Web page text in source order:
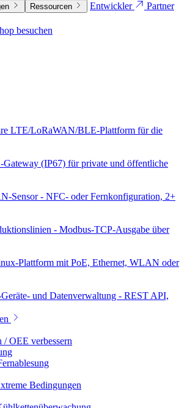
Ressourcen Entwickler
Partner
besuchen
LTE/LoRaWAN/BLE-Plattform für die
(IP67) für private und öffentliche
Sensor - NFC- oder Fernkonfiguration, 2+
- Modbus-TCP-Ausgabe über
Plattform mit PoE, Ethernet, WLAN oder
und Datenverwaltung - REST API,
/ OEE verbessern
Bedingungen